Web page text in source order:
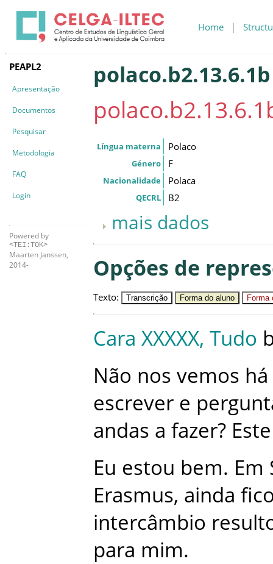
Home |
PEAPL2
Apresentação
Documentos
Pesquisar
Metodologia
FAQ
Login
Powered by
<TEI:TOK>
Maarten Janssen,
2014-
polaco.b2.13.6.1b
Língua materna Polaco
Género F
Nacionalidade Polaca
QECRL B2
mais dados
Opções de
Texto: Transcrição Forma do aluno Forma
Cara XXXXX, Tudo
Não nos vemos há
escrever e
andas a fazer? Este
Eu estou bem. Em
Erasmus, ainda
intercâmbio
para mim.